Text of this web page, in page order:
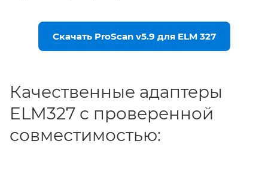
Скачать ProScan v5.9 для ELM 327
Качественные адаптеры
ELM327 с проверенной
совместимостью: